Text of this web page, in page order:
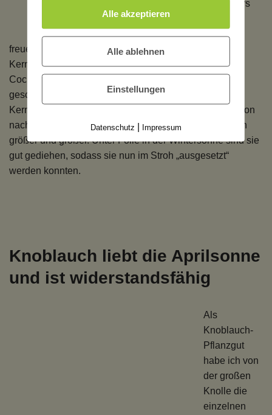
Besonders
Tomaten
freue ich mich, denn eine Sorte habe ich selber aus
Kernen auf der Fensterbank herangezogen. Diese
Cocktailtomaten haben mir im letzten Jahr sehr gut
geschmeckt, die wollte ich anpflanzen. Also habe ich
Kerne getrocknet und im Februar in Erde gesteckt. Schon
nach ein paar Tagen sind sie gekeimt und wurden dann
größer und größer. Unter Folie in der Wintersonne sind sie
gut gediehen, sodass sie nun im Stroh „ausgesetzt“
werden konnten.
Knoblauch liebt die Aprilsonne
und ist widerstandsfähig
Als
Knoblauch-
Pflanzgut
habe ich von
der großen
Knolle die
einzelnen
Alle akzeptieren
Alle ablehnen
Einstellungen
Datenschutz | Impressum